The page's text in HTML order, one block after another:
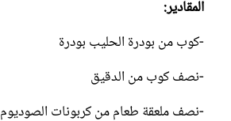
المقادير:
-كوب من بودرة الحليب بودرة
-نصف كوب من الدقيق
-نصف ملعقة طعام من كربونات الصوديوم
غلاف رقمي